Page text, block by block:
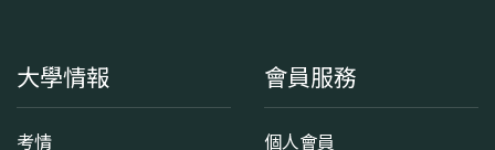
大學情報
考情
會員服務
個人會員